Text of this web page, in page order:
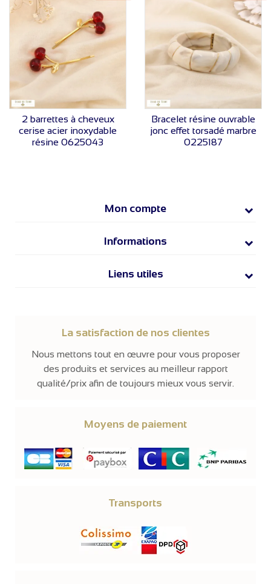
VOIR LE PRIX
2 barrettes à cheveux
cerise acier inoxydable
résine 0625043
VOIR LE PRIX
Bracelet résine ouvrable
jonc effet torsadé marbre
0225187
Mon compte
Informations
Liens utiles
La satisfaction de nos clientes
Nous mettons tout en œuvre pour vous proposer
des produits et services au meilleur rapport
qualité/prix afin de toujours mieux vous servir.
Moyens de paiement
Transports